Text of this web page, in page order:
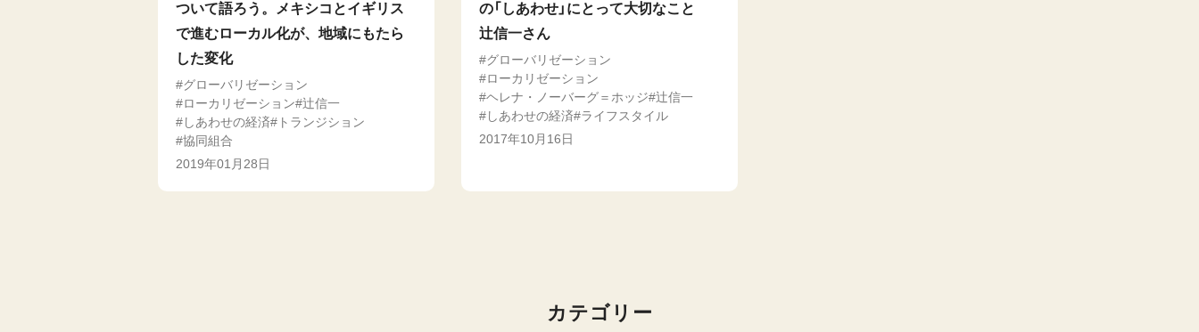
ついて語ろう。メキシコとイギリス
で進むローカル化が、地域にもたら
した変化
グローバリゼーション
ローカリゼーション 辻信一
しあわせの経済
トランジション
協同組合
2019年01月28日
の「しあわせ」にとって大切なこと
辻信一さん
グローバリゼーション
ローカリゼーション
ヘレナ・ノーバーグ＝ホッジ 辻信一
しあわせの経済
ライフスタイル
2017年10月16日
カテゴリー